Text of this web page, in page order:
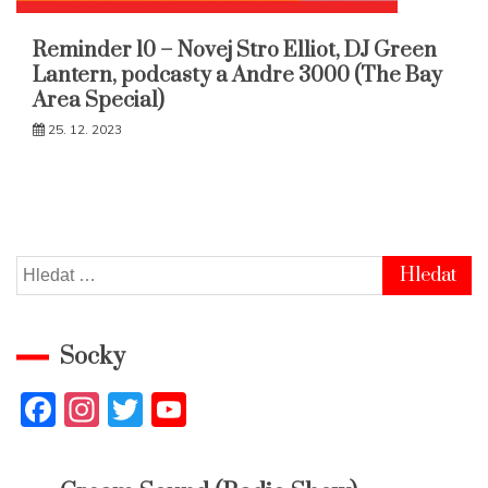
Reminder 10 – Novej Stro Elliot, DJ Green
Lantern, podcasty a Andre 3000 (The Bay
Area Special)
25. 12. 2023
Vyhledávání
Socky
F
In T